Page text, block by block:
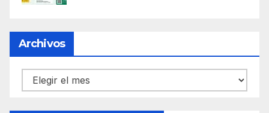
Archivos
Archivos